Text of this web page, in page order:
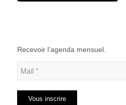
Recevoir l’agenda mensuel.